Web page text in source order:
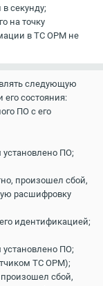
секунду;
на точку
в ТС ОРМ не
следующую
состояния:
ПО с его
ПО;
произошел сбой,
расшифровку
идентификацией;
ПО;
ТС ОРМ);
сбой,